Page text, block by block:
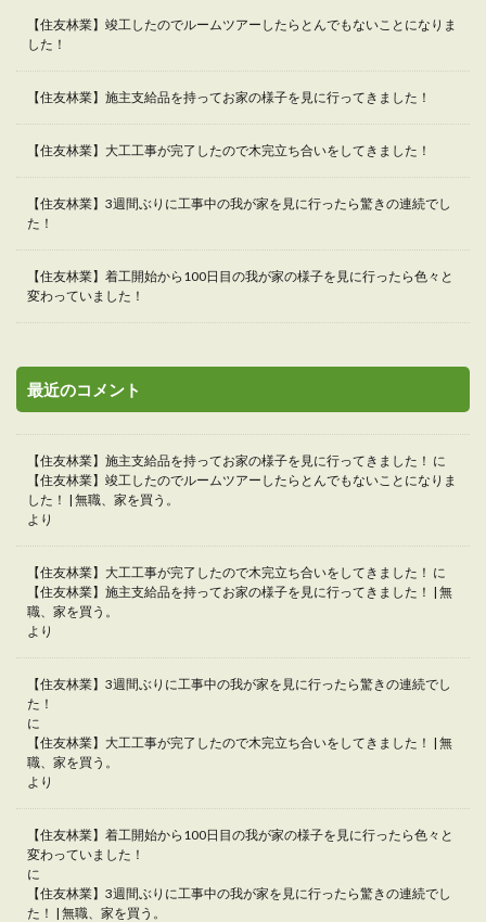
【住友林業】竣工したのでルームツアーしたらとんでもないことになりま
した！
【住友林業】施主支給品を持ってお家の様子を見に行ってきました！
【住友林業】大工工事が完了したので木完立ち合いをしてきました！
【住友林業】3週間ぶりに工事中の我が家を見に行ったら驚きの連続でし
た！
【住友林業】着工開始から100日目の我が家の様子を見に行ったら色々と
変わっていました！
最近のコメント
【住友林業】施主支給品を持ってお家の様子を見に行ってきました！ に
【住友林業】竣工したのでルームツアーしたらとんでもないことになりま
した！ | 無職、家を買う。
より
【住友林業】大工工事が完了したので木完立ち合いをしてきました！ に
【住友林業】施主支給品を持ってお家の様子を見に行ってきました！ | 無
職、家を買う。
より
【住友林業】3週間ぶりに工事中の我が家を見に行ったら驚きの連続でし
た！
に
【住友林業】大工工事が完了したので木完立ち合いをしてきました！ | 無
職、家を買う。
より
【住友林業】着工開始から100日目の我が家の様子を見に行ったら色々と
変わっていました！
に
【住友林業】3週間ぶりに工事中の我が家を見に行ったら驚きの連続でし
た！ | 無職、家を買う。